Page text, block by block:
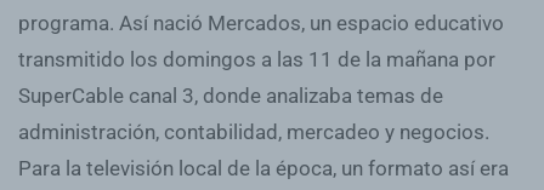
programa. Así nació Mercados, un espacio educativo
transmitido los domingos a las 11 de la mañana por
SuperCable canal 3, donde analizaba temas de
administración, contabilidad, mercadeo y negocios.
Para la televisión local de la época, un formato así era